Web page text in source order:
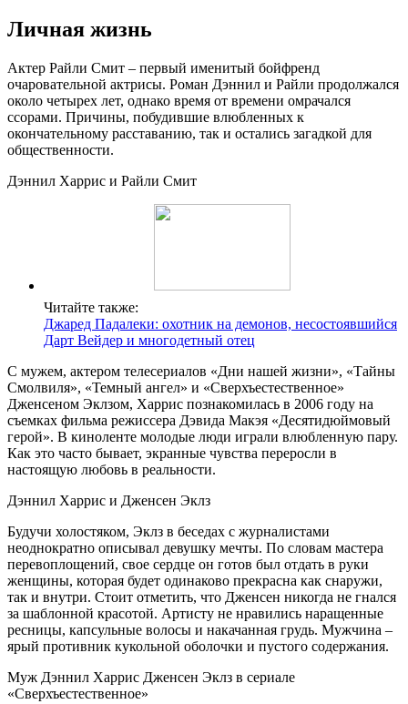
Личная жизнь
Актер Райли Смит – первый именитый бойфренд
очаровательной актрисы. Роман Дэннил и Райли продолжался
около четырех лет, однако время от времени омрачался
ссорами. Причины, побудившие влюбленных к
окончательному расставанию, так и остались загадкой для
общественности.
Дэннил Харрис и Райли Смит
Читайте также:
Джаред Падалеки: охотник на демонов, несостоявшийся
Дарт Вейдер и многодетный отец
С мужем, актером телесериалов «Дни нашей жизни», «Тайны
Смолвиля», «Темный ангел» и «Сверхъестественное»
Дженсеном Эклзом, Харрис познакомилась в 2006 году на
съемках фильма режиссера Дэвида Макэя «Десятидюймовый
герой». В киноленте молодые люди играли влюбленную пару.
Как это часто бывает, экранные чувства переросли в
настоящую любовь в реальности.
Дэннил Харрис и Дженсен Эклз
Будучи холостяком, Эклз в беседах с журналистами
неоднократно описывал девушку мечты. По словам мастера
перевоплощений, свое сердце он готов был отдать в руки
женщины, которая будет одинаково прекрасна как снаружи,
так и внутри. Стоит отметить, что Дженсен никогда не гнался
за шаблонной красотой. Артисту не нравились наращенные
ресницы, капсульные волосы и накачанная грудь. Мужчина –
ярый противник кукольной оболочки и пустого содержания.
Муж Дэннил Харрис Дженсен Эклз в сериале
«Сверхъестественное»